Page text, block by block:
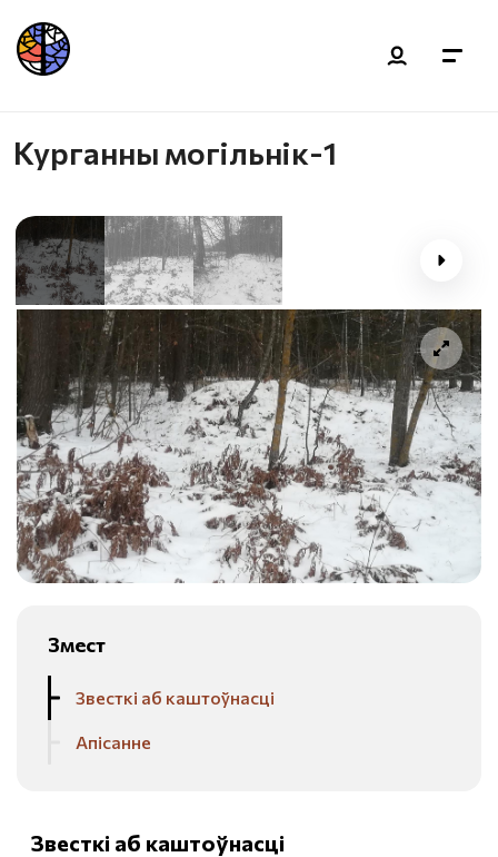
Курганны могільнік-1
Змест
Звесткі аб каштоўнасці
Апісанне
Звесткі аб каштоўнасці